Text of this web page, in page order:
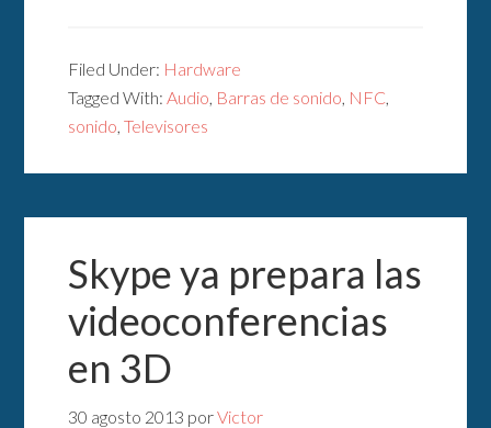
Filed Under: Hardware
Tagged With:Audio, Barras de sonido, NFC,
sonido,Televisores
Skype ya prepara las
videoconferencias
en 3D
30 agosto 2013 porVictor